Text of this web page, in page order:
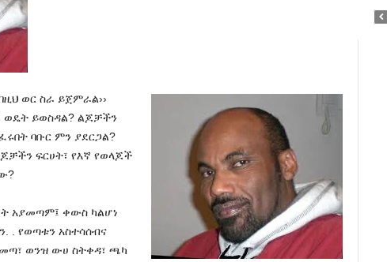
ወር ስራ ይጀምራል››
ወዴት ይወስዳል? ልጆቻችን
ባቡር ምን ያደርጋል?
ፍርሀት፣ የእኛ የወላጆች
አያመጣም፤ ቀውስ ካልሆነ
. የወጣቱን አስተሳሰብና
ወንዝ ውሀ ስትቀዳ፣ ጫካ